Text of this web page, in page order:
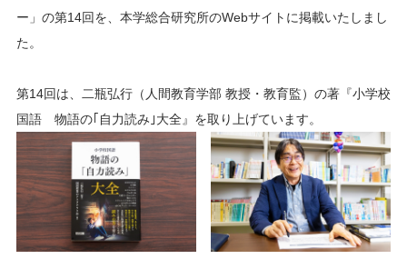
ー」の第14回を、本学総合研究所のWebサイトに掲載いたしまし
た。
第14回は、二瓶弘行（人間教育学部 教授・教育監）の著『小学校
国語 物語の｢自力読み｣大全』を取り上げています。